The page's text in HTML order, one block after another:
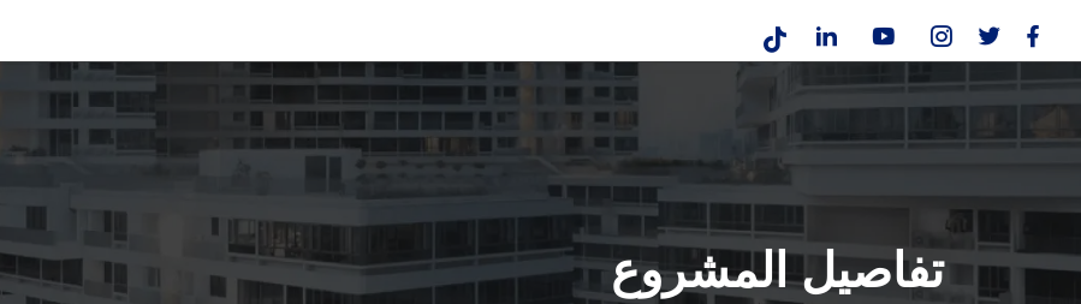
تفاصيل المشروع